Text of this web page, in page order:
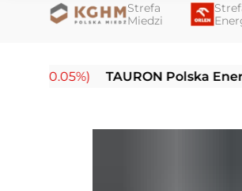
Strefa
Miedzi
TAURON Polska Energia